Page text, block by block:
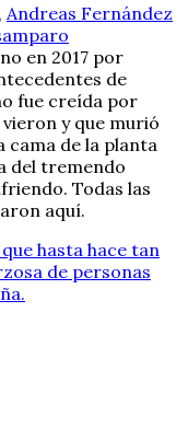
Andreas Fernández
en 2017 por
de
fue creída por
y que murió
cama de la planta
del tremendo
Todas las
aquí.
hasta hace tan
de personas